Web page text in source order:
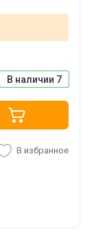
В наличии 7
В избранное